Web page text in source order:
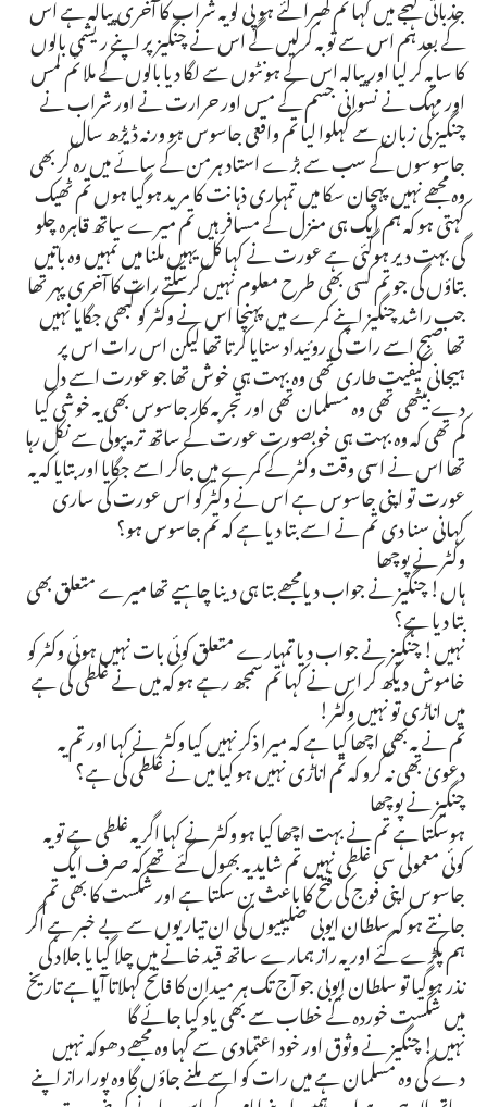
کے بعد ہم اس سے توبہ کرلیں گے اس نے چنگیز پر اپنے ریشمی بالوں
کا سایہ کر لیا اور پیالہ اس کے ہونٹوں سے لگا دیا بالوں کے ملائم لمس
اور مہک نے نسوانی جسم کے مس اور حرارت نے اور شراب نے
چنگیز کی زبان سے کہلوا لیا تم واقعی جاسوس ہو ورنہ ڈیڑھ سال
جاسوسوں کے سب سے بڑے استاد ہرمن کے سائے میں رہ کر بھی
وہ مجھے نہیں پہچان سکا میں تمہاری ذہانت کا مرید ہوگیا ہوں تم ٹھیک
کہتی ہو کہ ہم ایک ہی منزل کے مسافر ہیں تم میرے ساتھ قاہرہ چلو
گی بہت دیر ہوگئی ہے عورت نے کہا کل یہیں ملنا میں تمہیں وہ باتیں
بتاؤں گی جو تم کسی بھی طرح معلوم نہیں کرسکتے رات کا آخری پہر تھا
جب راشد چنگیز اپنے کمرے میں پہنچا اس نے وکٹر کو کبھی جگایا نہیں
تھا صبح اسے رات کی روئیداد سنایا کرتا تھا لیکن اس رات اس پر
ہیجانی کیفیت طاری تھی وہ بہت ہی خوش تھا جو عورت اسے دل
دے بیٹھی تھی وہ مسلمان تھی اور تجربہ کار جاسوس بھی یہ خوشی کیا
کم تھی کہ وہ بہت ہی خوبصورت عورت کے ساتھ تریپولی سے نکل رہا
تھا اس نے اسی وقت وکٹر کے کمرے میں جاکر اسے جگایا اور بتایا کہ یہ
عورت تو اپنی جاسوس ہے اس نے وکٹر کو اس عورت کی ساری
کہانی سنا دی تم نے اسے بتا دیا ہے کہ تم جاسوس ہو؟
وکٹر نے پوچھا
ہاں! چنگیز نے جواب دیامجھے بتا ہی دینا چاہیے تھا میرے متعلق بھی
بتا دیا ہے؟
نہیں! چنگیز نے جواب دیا تمہارے متعلق کوئی بات نہیں ہوئی وکٹر کو
خاموش دیکھ کر اس نے کہا تم سمجھ رہے ہو کہ میں نے غلطی کی ہے
میں اناڑی تو نہیں وکٹر!
تم نے یہ بھی اچھا کیا ہے کہ میرا ذکر نہیں کیا وکٹر نے کہا اور تم یہ
دعویٰ بھی نہ کرو کہ تم اناڑی نہیں ہو کیا میں نے غلطی کی ہے؟
چنگیز نے پوچھا
ہوسکتا ہے تم نے بہت اچھا کیا ہو وکٹر نے کہا اگر یہ غلطی ہے تو یہ
کوئی معمولی سی غلطی نہیں تم شاید یہ بھول گئے تھے کہ صرف ایک
جاسوس اپنی فوج کی فتح کا باعث بن سکتا ہے اور شکست کا بھی تم
جانتے ہو کہ سلطان ایوبی صلیبیوں کی ان تیاریوں سے بے خبر ہے اگر
ہم پکڑے گئے اور یہ راز ہمارے ساتھ قید خانے میں چلا گیا یا جلاد کی
نذر ہوگیا تو سلطان ایوبی جو آج تک ہر میدان کا فاتح کہلاتا آیا ہے تاریخ
میں شکست خوردہ کے خطاب سے بھی یاد کیا جائے گا
نہیں! چنگیز نے وثوق اور خود اعتمادی سے کہا وہ مجھے دھوکہ نہیں
دے گی وہ مسلمان ہے میں رات کو اسے ملنے جاؤں گا وہ پورا راز اپنے